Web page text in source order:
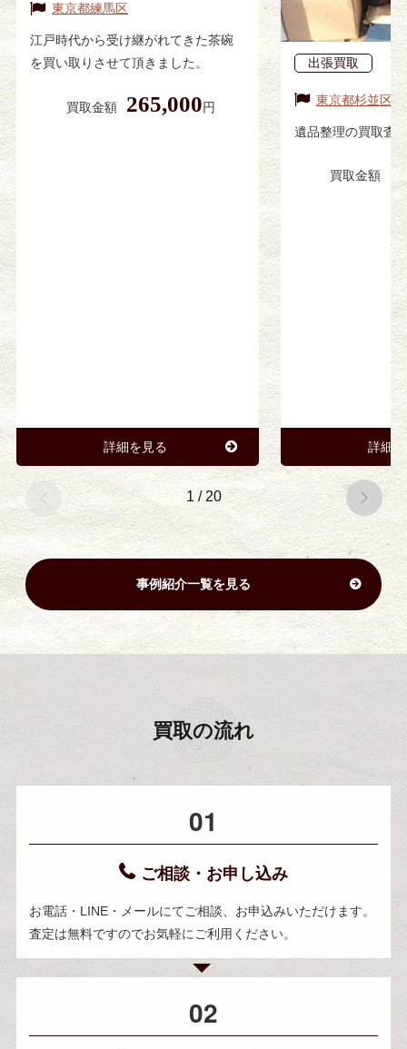
東京都練馬区
江戸時代から受け継がれてきた茶碗
を買い取りさせて頂きました。
買取金額 265,000円
詳細を見る
出張買取
東京都杉並区
遺品整理の買取査
買取金額
詳細
1 / 20
事例紹介一覧を見る
買取の流れ
01
ご相談・お申し込み
お電話・LINE・メールにてご相談、お申込みいただけます。
査定は無料ですのでお気軽にご利用ください。
02